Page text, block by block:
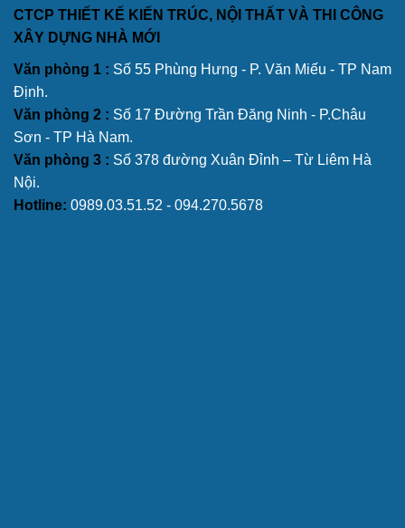
CTCP THIẾT KẾ KIẾN TRÚC, NỘI THẤT VÀ THI CÔNG
XÂY DỰNG NHÀ MỚI
Văn phòng 1 : Số 55 Phùng Hưng - P. Văn Miếu - TP Nam
Định.
Văn phòng 2 : Số 17 Đường Trần Đăng Ninh - P.Châu
Sơn - TP Hà Nam.
Văn phòng 3 : Số 378 đường Xuân Đỉnh – Từ Liêm Hà
Nội.
Hotline: 0989.03.51.52 - 094.270.5678